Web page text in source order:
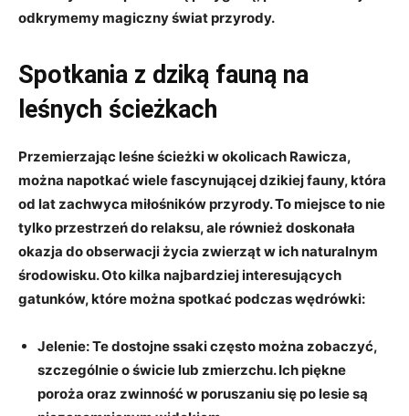
odkrymemy magiczny świat przyrody.
Spotkania z dziką fauną na
leśnych ścieżkach
Przemierzając leśne ścieżki w okolicach Rawicza,
można napotkać wiele fascynującej dzikiej fauny, która
od lat zachwyca miłośników przyrody. To miejsce to nie
tylko przestrzeń do relaksu, ale również doskonała
okazja do obserwacji życia zwierząt w ich naturalnym
środowisku. Oto kilka najbardziej interesujących
gatunków, które można spotkać podczas wędrówki:
Jelenie:Te dostojne ssaki często można zobaczyć,
szczególnie o świcie lub zmierzchu. Ich piękne
poroża oraz zwinność w poruszaniu się po lesie są